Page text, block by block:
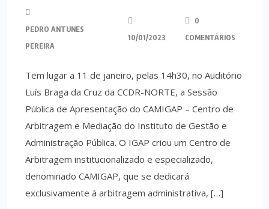
PEDRO ANTUNES
PEREIRA
10/01/2023
0
COMENTÁRIOS
Tem lugar a 11 de janeiro, pelas 14h30, no Auditório
Luís Braga da Cruz da CCDR-NORTE, a Sessão
Pública de Apresentação do CAMIGAP – Centro de
Arbitragem e Mediação do Instituto de Gestão e
Administração Pública. O IGAP criou um Centro de
Arbitragem institucionalizado e especializado,
denominado CAMIGAP, que se dedicará
exclusivamente à arbitragem administrativa, […]